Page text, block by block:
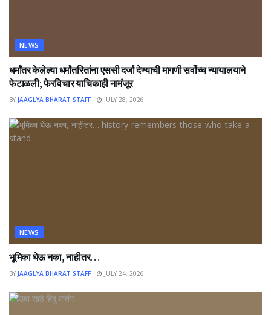
NEWS
धर्मांतर केलेल्या धर्मांतरितांना एससी दर्जा देण्याची मागणी सर्वोच्च न्यायालयाने
फेटाळली; फेरविचार याचिकाही नामंजूर
BY JAAGLYA BHARAT STAFF JULY 28, 2026
NEWS
भूमिका घेऊ नका, नाहीतर…
BY JAAGLYA BHARAT STAFF JULY 24, 2026